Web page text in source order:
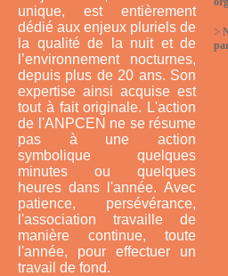
unique, est entièrement
dédié aux enjeux pluriels de
la qualité de la nuit et de
l’environnement nocturnes,
depuis plus de 20 ans. Son
expertise ainsi acquise est
tout à fait originale. L'action
de l'ANPCEN ne se résume
pas à une action
symbolique quelques
minutes ou quelques
heures dans l'année. Avec
patience, persévérance,
l'association travaille de
manière continue, toute
l'année, pour effectuer un
travail de fond.
>